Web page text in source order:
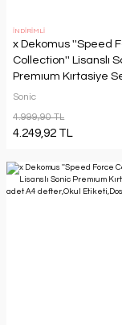
İNDİRİMLİ
x Dekomus ''Speed
Collection'' Lisanslı
Premıum Kırtasiye
Okul,Kalem ve
Kabı
Sonic
4.999,90 TL
4.249,92 TL